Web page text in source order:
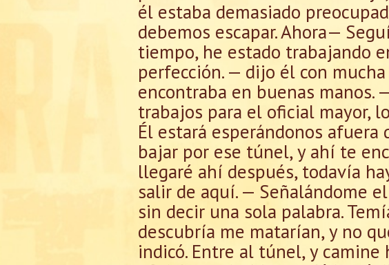
él estaba demasiado
debemos escapar. Ahora—
tiempo, he estado trabajando
perfección. — dijo él con
encontraba en buenas manos.
trabajos para el oficial mayor,
Él estará esperándonos
bajar por ese túnel, y ahí te
llegaré ahí después, todavía
salir de aquí. — Señalándome
sin decir una sola palabra.
descubría me matarían, y no
indicó. Entre al túnel, y